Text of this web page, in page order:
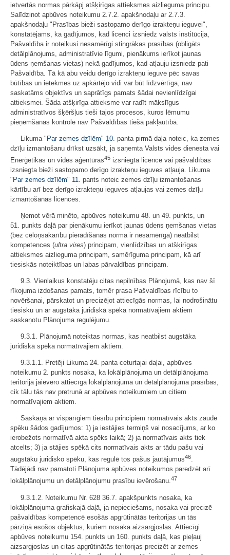
ietvertās normas pārkāpj atšķirīgas attieksmes aizlieguma principu.
Salīdzinot apbūves noteikumu 2.7.2. apakšnodaļu ar 2.7.3.
apakšnodaļu "Prasības bieži sastopamo derīgo izrakteņu ieguvei",
konstatējams, ka gadījumos, kad licenci izsniedz valsts institūcija,
Pašvaldība ir noteikusi nesamērīgi stingrākas prasības (obligāts
detālplānojums, administratīvie līgumi, pienākums ierīkot jaunas
ūdens ņemšanas vietas) nekā gadījumos, kad atļauju izsniedz pati
Pašvaldība. Tā kā abu veidu derīgo izrakteņu ieguve pēc savas
būtības un ietekmes uz apkārtējo vidi var būt līdzvērtīga, nav
saskatāms objektīvs un saprātīgs pamats šādai nevienlīdzīgai
attieksmei. Šāda atšķirīga attieksme var radīt mākslīgus
administratīvos šķēršļus tieši tajos procesos, kuros lēmumu
pieņemšanas kontrole nav Pašvaldības tiešā pakļautībā.
Likuma " Par zemes dzīlēm" 10. panta pirmā daļa noteic, ka zemes
dzīļu izmantošanu drīkst uzsākt, ja saņemta Valsts vides dienesta vai
Enerģētikas un vides aģentūras45 izsniegta licence vai pašvaldības
izsniegta bieži sastopamo derīgo izrakteņu ieguves atļauja. Likuma
" Par zemes dzīlēm" 11. pants noteic zemes dzīļu izmantošanas
kārtību arī bez derīgo izrakteņu ieguves atļaujas vai zemes dzīļu
izmantošanas licences.
Ņemot vērā minēto, apbūves noteikumu 48. un 49. punkts, un
51. punkts daļā par pienākumu ierīkot jaunas ūdens ņemšanas vietas
(bez cēloņsakarību pierādīšanas norma ir nesamērīga) neatbilst
kompetences (ultra vires) principam, vienlīdzības un atšķirīgas
attieksmes aizlieguma principam, samērīguma principam, kā arī
tiesiskās noteiktības un labas pārvaldības principam.
9.3. Vienlaikus konstatēju citas nepilnības Plānojumā, kas nav šī
rīkojuma izdošanas pamats, tomēr prasa Pašvaldības rīcību to
novēršanai, pārskatot un precizējot attiecīgās normas, lai nodrošinātu
tiesisku un ar augstāka juridiskā spēka normatīvajiem aktiem
saskaņotu Plānojuma regulējumu.
9.3.1. Plānojumā noteiktas normas, kas neatbilst augstāka
juridiskā spēka normatīvajiem aktiem.
9.3.1.1. Pretēji Likuma 24. panta ceturtajai daļai, apbūves
noteikumu 2. punkts nosaka, ka lokālplānojuma un detālplānojuma
teritorijā jāievēro attiecīgā lokālplānojuma un detālplānojuma prasības,
cik tālu tās nav pretrunā ar apbūves noteikumiem un citiem
normatīvajiem aktiem.
Saskaņā ar vispārīgiem tiesību principiem normatīvais akts zaudē
spēku šādos gadījumos: 1) ja iestājies termiņš vai nosacījums, ar ko
ierobežots normatīvā akta spēks laikā; 2) ja normatīvais akts tiek
atcelts; 3) ja stājies spēkā cits normatīvais akts ar tādu pašu vai
augstāku juridisko spēku, kas regulē tos pašus jautājumus46.
Tādējādi nav pamatoti Plānojuma apbūves noteikumos paredzēt arī
lokālplānojumu un detālplānojumu prasību ievērošanu.47
9.3.1.2. Noteikumu Nr. 628 36.7. apakšpunkts nosaka, ka
lokālplānojuma grafiskajā daļā, ja nepieciešams, nosaka vai precizē
pašvaldības kompetencē esošās apgrūtinātās teritorijas un tās
pārziņā esošos objektus, kuriem nosaka aizsargjoslas. Attiecīgi
apbūves noteikumu 154. punkts un 160. punkts daļā, kas pieļauj
aizsargjoslas un citas apgrūtinātās teritorijas precizēt ar zemes